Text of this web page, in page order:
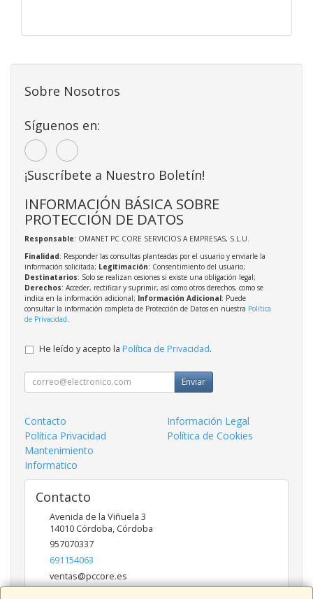
Sobre Nosotros
Síguenos en:
¡Suscríbete a Nuestro Boletín!
INFORMACIÓN BÁSICA SOBRE
PROTECCIÓN DE DATOS
Responsable: OMANET PC CORE SERVICIOS A EMPRESAS, S.L.U.
Finalidad: Responder las consultas planteadas por el usuario y enviarle la
información solicitada; Legitimación: Consentimiento del usuario;
Destinatarios: Solo se realizan cesiones si existe una obligación legal;
Derechos: Acceder, rectificar y suprimir, así como otros derechos, como se
indica en la información adicional; Información Adicional: Puede
consultar la información completa de Protección de Datos en nuestra Política
de Privacidad
He leído y acepto la Política de Privacidad.
Enviar
Contacto
Información Legal
Política Privacidad
Política de Cookies
Mantenimiento
Informatico
Contacto
Avenida de la Viñuela 3
14010 Córdoba, Córdoba
957070337
691154063
ventas@pccore.es